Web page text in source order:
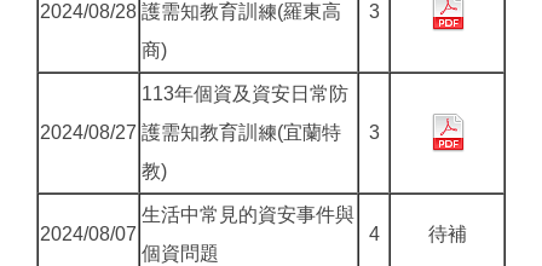
2024/08/28 護需知教育訓練(羅東高
商)
3
2024/08/27
113年個資及資安日常防
護需知教育訓練(宜蘭特
教)
3
2024/08/07
生活中常見的資安事件與
個資問題
4 待補